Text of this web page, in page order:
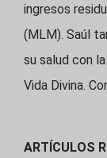
ingresos
(MLM). Saúl
su salud con
Vida Divina.
ARTÍCULOS